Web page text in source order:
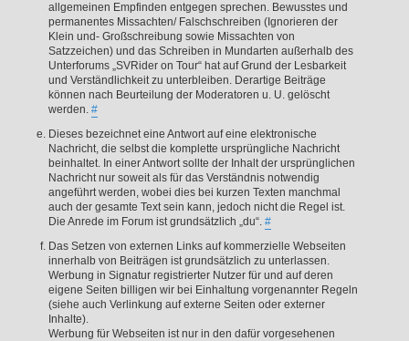
allgemeinen Empfinden entgegen sprechen. Bewusstes und
permanentes Missachten/ Falschschreiben (Ignorieren der
Klein und- Großschreibung sowie Missachten von
Satzzeichen) und das Schreiben in Mundarten außerhalb des
Unterforums „SVRider on Tour“ hat auf Grund der Lesbarkeit
und Verständlichkeit zu unterbleiben. Derartige Beiträge
können nach Beurteilung der Moderatoren u. U. gelöscht
werden. #
Dieses bezeichnet eine Antwort auf eine elektronische
Nachricht, die selbst die komplette ursprüngliche Nachricht
beinhaltet. In einer Antwort sollte der Inhalt der ursprünglichen
Nachricht nur soweit als für das Verständnis notwendig
angeführt werden, wobei dies bei kurzen Texten manchmal
auch der gesamte Text sein kann, jedoch nicht die Regel ist.
Die Anrede im Forum ist grundsätzlich „du“. #
Das Setzen von externen Links auf kommerzielle Webseiten
innerhalb von Beiträgen ist grundsätzlich zu unterlassen.
Werbung in Signatur registrierter Nutzer für und auf deren
eigene Seiten billigen wir bei Einhaltung vorgenannter Regeln
(siehe auch Verlinkung auf externe Seiten oder externer
Inhalte).
Werbung für Webseiten ist nur in den dafür vorgesehenen